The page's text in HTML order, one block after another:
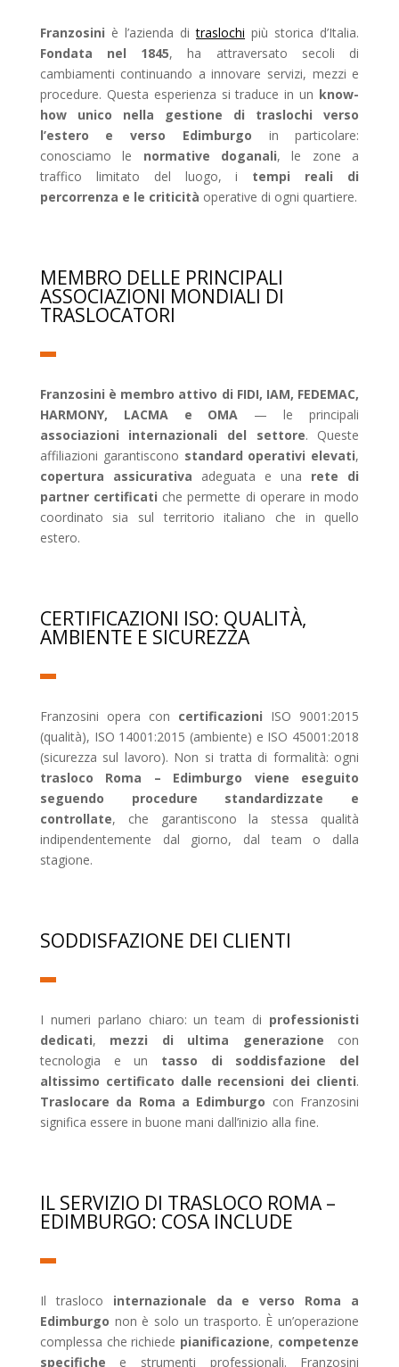
Franzosini è l’azienda ditraslochi più storica d’Italia.
Fondata nel 1845, ha attraversato secoli di
cambiamenti continuando a innovare servizi, mezzi e
procedure. Questa esperienza si traduce in un know-
how unico nella gestione di traslochi verso
l’estero e verso Edimburgo in particolare:
conosciamo le normative doganali, le zone a
traffico limitato del luogo, i tempi reali di
percorrenza e le criticità operative di ogni quartiere.
MEMBRO DELLE PRINCIPALI
ASSOCIAZIONI MONDIALI DI
TRASLOCATORI
Franzosini è membro attivo di FIDI, IAM, FEDEMAC,
HARMONY, LACMA e OMA — le principali
associazioni internazionali del settore. Queste
affiliazioni garantiscono standard operativi elevati,
copertura assicurativa adeguata e una rete di
partner certificati che permette di operare in modo
coordinato sia sul territorio italiano che in quello
estero.
CERTIFICAZIONI ISO: QUALITÀ,
AMBIENTE E SICUREZZA
Franzosini opera con certificazioni ISO 9001:2015
(qualità), ISO 14001:2015 (ambiente) e ISO 45001:2018
(sicurezza sul lavoro). Non si tratta di formalità: ogni
trasloco Roma – Edimburgo viene eseguito
seguendo procedure standardizzate e
controllate, che garantiscono la stessa qualità
indipendentemente dal giorno, dal team o dalla
stagione.
SODDISFAZIONE DEI CLIENTI
I numeri parlano chiaro: un team di professionisti
dedicati, mezzi di ultima generazione con
tecnologia e un tasso di soddisfazione del
altissimo certificato dalle recensioni dei clienti.
Traslocare da Roma a Edimburgo con Franzosini
significa essere in buone mani dall’inizio alla fine.
IL SERVIZIO DI TRASLOCO ROMA –
EDIMBURGO: COSA INCLUDE
Il trasloco internazionale da e verso Roma a
Edimburgo non è solo un trasporto. È un’operazione
complessa che richiede pianificazione, competenze
specifiche e strumenti professionali. Franzosini